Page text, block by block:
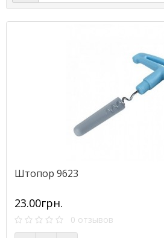
Штопор 9623
23.00грн.
0 отзывов